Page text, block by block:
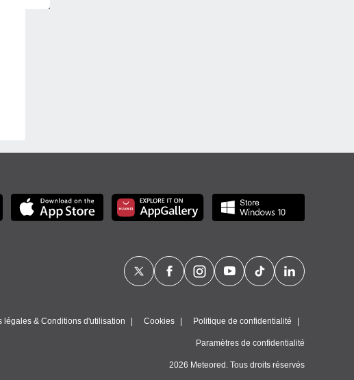
légales & Conditions d'utilisation Cookies Politique de confidentialité
Paramètres de confidentialité
2026 Meteored. Tous droits réservés